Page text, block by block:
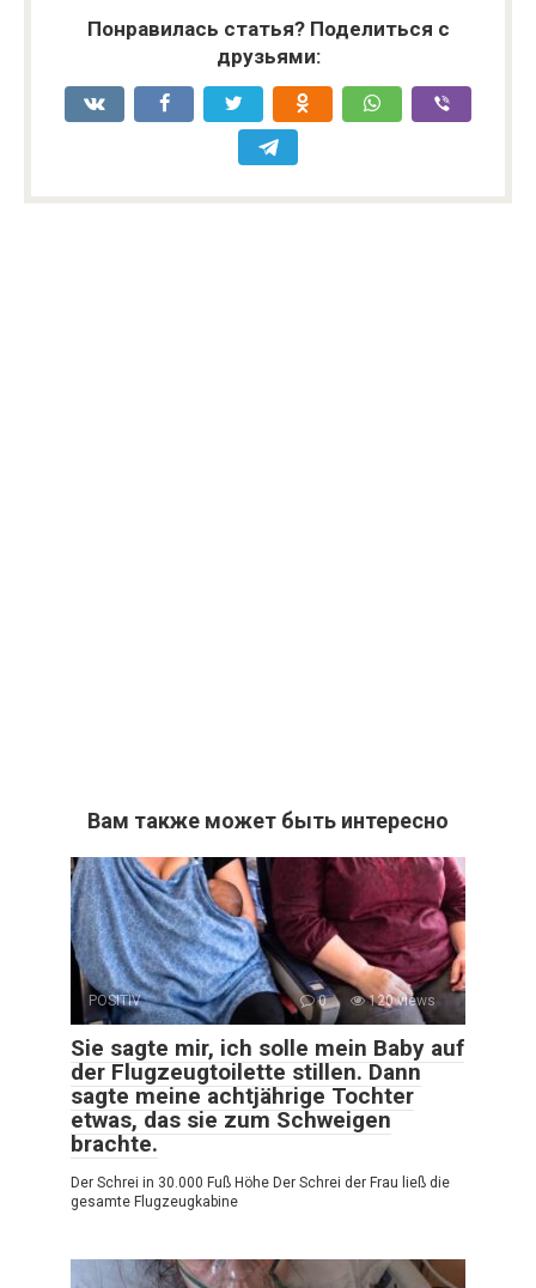
Понравилась статья? Поделиться с
друзьями:
Вам также может быть интересно
POSITIV 0 120 views
Sie sagte mir, ich solle mein Baby auf
der Flugzeugtoilette stillen. Dann
sagte meine achtjährige Tochter
etwas, das sie zum Schweigen
brachte.
Der Schrei in 30.000 Fuß Höhe Der Schrei der Frau ließ die
gesamte Flugzeugkabine